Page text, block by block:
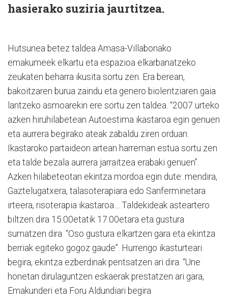
hasierako suziria jaurtitzea.
Hutsunea betez taldea Amasa-Villabonako
emakumeek elkartu eta espazioa elkarbanatzeko
zeukaten beharra ikusita sortu zen. Era berean,
bakoitzaren burua zaindu eta genero biolentziaren gaia
lantzeko asmoarekin ere sortu zen taldea. “2007 urteko
azken hiruhilabetean Autoestima ikastaroa egin genuen
eta aurrera begirako ateak zabaldu ziren orduan.
Ikastaroko partaideon artean harreman estua sortu zen
eta talde bezala aurrera jarraitzea erabaki genuen”.
Azken hilabeteotan ekintza mordoa egin dute: mendira,
Gaztelugatxera, talasoterapiara edo Sanferminetara
irteera, risoterapia ikastaroa… Taldekideak asteartero
biltzen dira 15:00etatik 17:00etara eta gustura
sumatzen dira. “Oso gustura elkartzen gara eta ekintza
berriak egiteko gogoz gaude”. Hurrengo ikasturteari
begira, ekintza ezberdinak pentsatzen ari dira. “Une
honetan dirulaguntzen eskaerak prestatzen ari gara,
Emakunderi eta Foru Aldundiari begira.